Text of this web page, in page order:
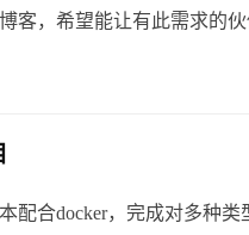
客，希望能让有此需求的伙
配合docker，完成对多种